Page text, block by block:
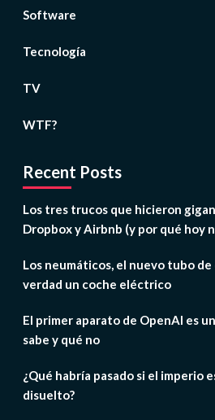
Software
Tecnología
TV
WTF?
Recent Posts
Los tres trucos que hicieron
Dropbox y Airbnb (y por qué hoy
Los neumáticos, el nuevo tubo
verdad un coche eléctrico
El primer aparato de OpenAI es
sabe y qué no
¿Qué habría pasado si el imperio
disuelto?